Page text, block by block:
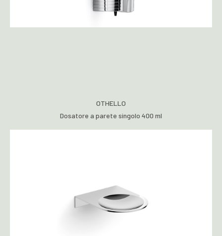
OTHELLO
Dosatore a parete singolo 400 ml